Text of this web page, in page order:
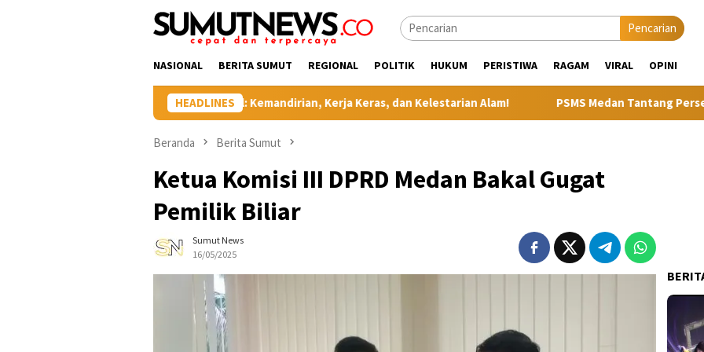
Pencarian
NASIONAL BERITA SUMUT REGIONAL POLITIK HUKUM PERISTIWA RAGAM VIRAL OPINI
HEADLINES
Pertanian Tabagsel: Kemandirian, Kerja Keras, dan Kelestarian Alam! PSMS Medan Tantang Persebaya
Beranda Berita Sumut
Ketua Komisi III DPRD Medan Bakal Gugat
Pemilik Biliar
Sumut News
16/05/2025